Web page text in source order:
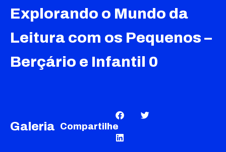
Explorando o Mundo da
Leitura com os Pequenos –
Berçário e Infantil 0
Galeria Compartilhe